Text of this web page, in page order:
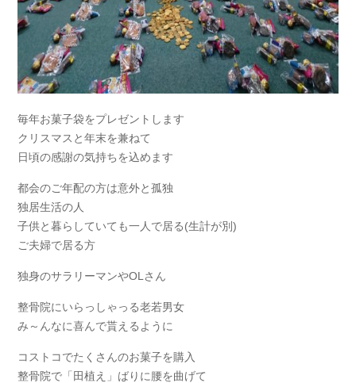
毎年お菓子袋をプレゼントします
クリスマスと年末を兼ねて
日頃の感謝の気持ちを込めます
都会のご年配の方は意外と孤独
独居生活の人
子供と暮らしていても一人で居る(生計が別)
ご夫婦で居る方
独身のサラリーマンやOLさん
整骨院にいらっしゃっる老若男女
み～んなに喜んで貰えるように
コストコでたくさんのお菓子を購入
整骨院で「田植え」ばりに腰を曲げて